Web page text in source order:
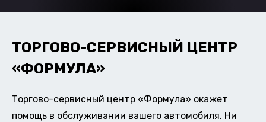
ТОРГОВО-СЕРВИСНЫЙ ЦЕНТР
«ФОРМУЛА»
Торгово-сервисный центр «Формула» окажет
помощь в обслуживании вашего автомобиля. Ни